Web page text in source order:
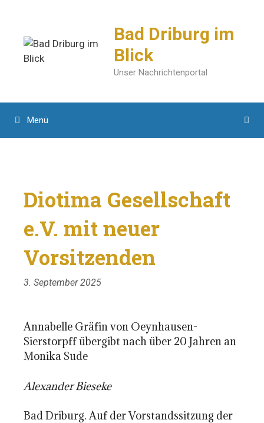
springen
Bad Driburg im
Blick
Unser Nachrichtenportal
Menü
Diotima Gesellschaft
e.V. mit neuer
Vorsitzenden
3. September 2025
Annabelle Gräfin von Oeynhausen-
Sierstorpff übergibt nach über 20 Jahren an
Monika Sude
Alexander Bieseke
Bad Driburg. Auf der Vorstandssitzung der